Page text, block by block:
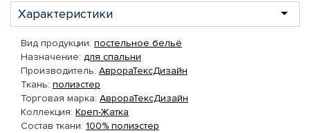
Характеристики
Вид продукции: постельное бельё
Назначение: для спальни
Производитель: АврораТексДизайн
Ткань: полиэстер
Торговая марка: АврораТексДизайн
Коллекция: Креп-Жатка
Состав ткани: 100% полиэстер